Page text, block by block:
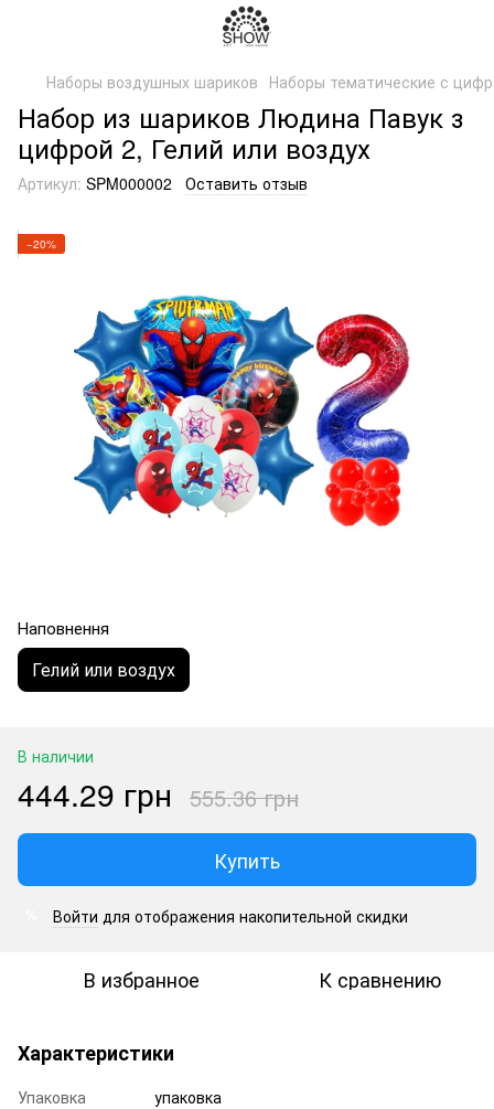
Наборы воздушных шариков Наборы тематические с
Набор из шариков Людина Павук з
цифрой 2, Гелий или воздух
Артикул: SPM000002 Оставить отзыв
−20%
Наповнення
Гелий или воздух
В наличии
444.29 грн 555.36 грн
Купить
Войти для отображения накопительной скидки
В избранное К сравнению
Характеристики
Упаковка
упаковка